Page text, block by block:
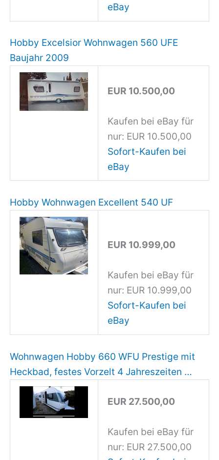
eBay
Hobby Excelsior Wohnwagen 560 UFE
Baujahr 2009
EUR 10.500,00
Kaufen bei eBay für
nur: EUR 10.500,00
Sofort-Kaufen bei
eBay
Hobby Wohnwagen Excellent 540 UF
EUR 10.999,00
Kaufen bei eBay für
nur: EUR 10.999,00
Sofort-Kaufen bei
eBay
Wohnwagen Hobby 660 WFU Prestige mit
Heckbad, festes Vorzelt 4 Jahreszeiten …
EUR 27.500,00
Kaufen bei eBay für
nur: EUR 27.500,00